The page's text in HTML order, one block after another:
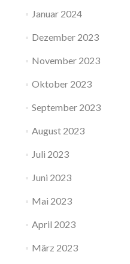
Januar 2024
Dezember 2023
November 2023
Oktober 2023
September 2023
August 2023
Juli 2023
Juni 2023
Mai 2023
April 2023
März 2023